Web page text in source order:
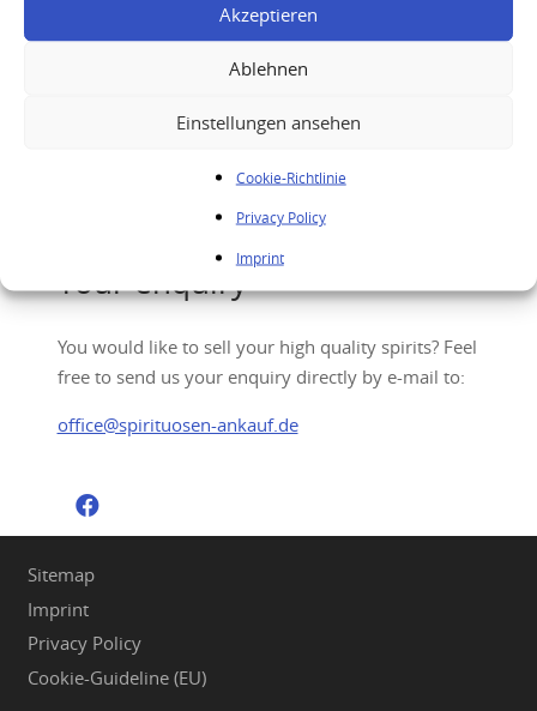
Akzeptieren
Ablehnen
Einstellungen ansehen
Cookie-Richtlinie
Privacy Policy
Imprint
Martell Cordon Bleu 1970s Baccarat Crystal
Your enquiry
You would like to sell your high quality spirits? Feel
free to send us your enquiry directly by e-mail to:
office@spirituosen-ankauf.de
Sitemap
Imprint
Privacy Policy
Cookie-Guideline (EU)